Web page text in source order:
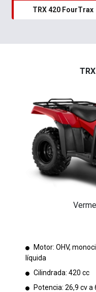
TRX 420 FourTrax
Motor: OHV,
líquida
Cilindrada: 420 cc
Potencia: 26,9 cv a